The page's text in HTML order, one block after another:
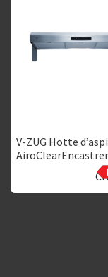
V-ZUG Hotte
AiroClearEncastrer